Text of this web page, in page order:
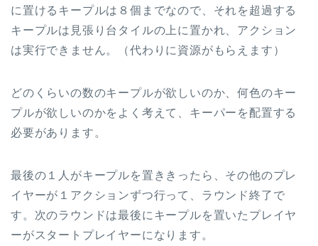
に置けるキープルは８個までなので、それを超過する
キープルは見張り台タイルの上に置かれ、アクション
は実行できません。（代わりに資源がもらえます）
どのくらいの数のキープルが欲しいのか、何色のキー
プルが欲しいのかをよく考えて、キーパーを配置する
必要があります。
最後の１人がキープルを置ききったら、その他のプレ
イヤーが１アクションずつ行って、ラウンド終了で
す。次のラウンドは最後にキープルを置いたプレイヤ
ーがスタートプレイヤーになります。